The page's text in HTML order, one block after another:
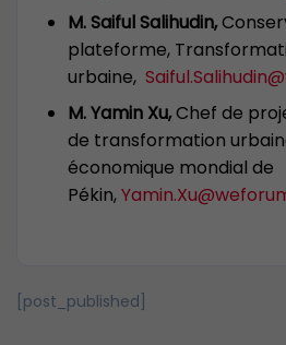
M. Saiful Salihudin,
plateforme,
urbaine,
M. Yamin Xu,Chef de
de transformation
économique mondial de
Pékin,
[post_published]